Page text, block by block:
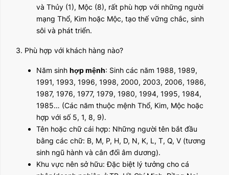
và Thủy (1), Mộc (8), rất phù hợp với những người
mạng Thổ, Kim hoặc Mộc, tạo thế vững chắc, sinh
sôi và phát triển.
3. Phù hợp với khách hàng nào?
Năm sinh hợp mệnh: Sinh các năm 1988, 1989,
1991, 1993, 1996, 1998, 2000, 2003, 2006, 1986,
1987, 1976, 1977, 1979, 1980, 1994, 1995, 1984,
1985… (Các năm thuộc mệnh Thổ, Kim, Mộc hoặc
hợp với số 5, 1, 8, 9).
Tên hoặc chữ cái hợp: Những người tên bắt đầu
bằng các chữ: B, M, P, H, D, N, K, L, T, Q, V (tương
sinh ngũ hành và cân đối âm dương).
Khu vực nên sở hữu: Đặc biệt lý tưởng cho cá